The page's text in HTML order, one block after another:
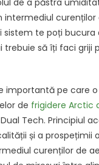
de a păstra
intermediul curenților
sistem te poți bucura
să îți faci griji
importantă pe care o
de frigidere Arctic
Tech. Principiul
și a prospețimii
curenților de